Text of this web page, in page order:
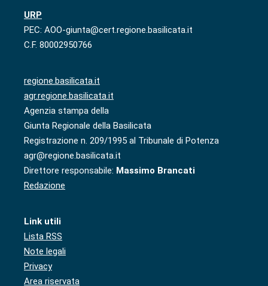
URP
PEC: AOO-giunta@cert.regione.basilicata.it
C.F. 80002950766
regione.basilicata.it
agr.regione.basilicata.it
Agenzia stampa della
Giunta Regionale della Basilicata
Registrazione n. 209/1995 al Tribunale di Potenza
agr@regione.basilicata.it
Direttore responsabile: Massimo Brancati
Redazione
Link utili
Lista RSS
Note legali
Privacy
Area riservata